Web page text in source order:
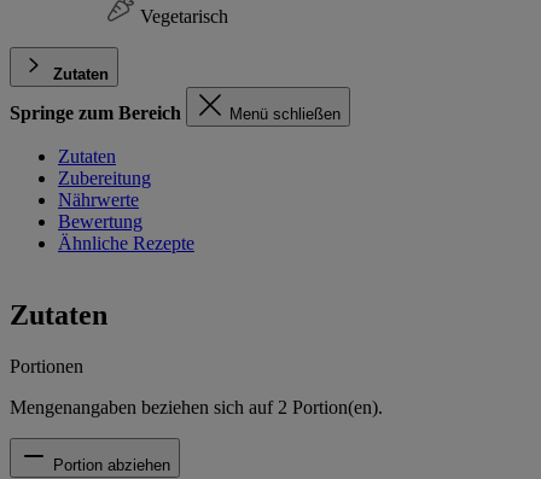
Vegetarisch
Zutaten
Springe zum Bereich Menü schließen
Zutaten
Zubereitung
Nährwerte
Bewertung
Ähnliche Rezepte
Zutaten
Portionen
Mengenangaben beziehen sich auf 2 Portion(en).
Portion abziehen